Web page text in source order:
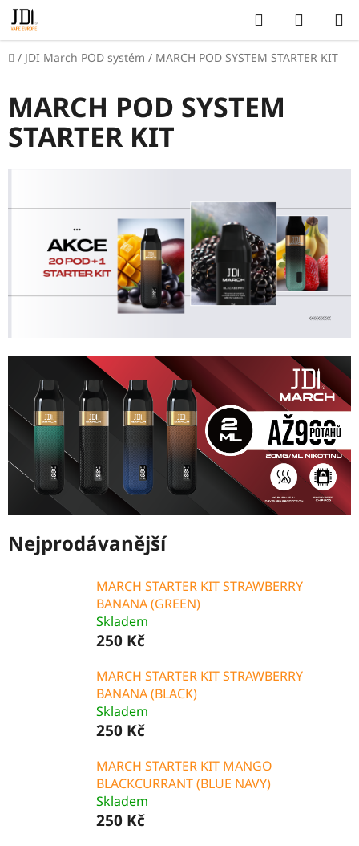
Přejít
na
obsah
Hledat
KOŠÍK
Domů
/ JDI March POD systém / MARCH POD SYSTEM STARTER KIT
MARCH POD SYSTEM
STARTER KIT
Nejprodávanější
MARCH STARTER KIT STRAWBERRY
BANANA (GREEN)
Skladem
250 Kč
MARCH STARTER KIT STRAWBERRY
BANANA (BLACK)
Skladem
250 Kč
MARCH STARTER KIT MANGO
BLACKCURRANT (BLUE NAVY)
Skladem
250 Kč